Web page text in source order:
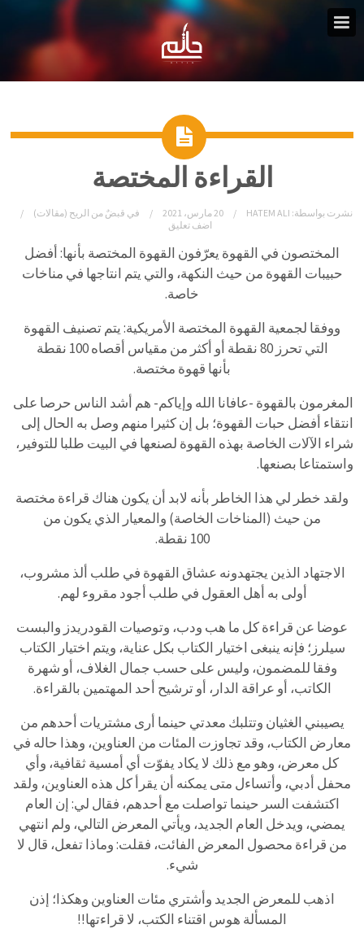
القراءة المختصة
نشرت بواسطة: HATEM ALI 20 مارس، 2021 في قبضٌ من الريح (مقالات)
اضف تعليق
المختصون في القهوة يعرّفون القهوة المختصة بأنها: أفضل
حبيبات القهوة من حيث النكهة، والتي يتم انتاجها في مناخات
خاصة.
ووفقا لجمعية القهوة المختصة الأمريكية: يتم تصنيف القهوة
التي تحرز 80 نقطة أو أكثر من مقياس أقصاه 100 نقطة
بأنها قهوة مختصة.
المغرمون بالقهوة -عافانا الله وإياكم- هم أشد الناس حرصا على
انتقاء أفضل حبات القهوة؛ بل إن كثيرا منهم وصل به الحال إلى
شراء الآلات الخاصة بهذه القهوة لصنعها في البيت طلبا للتوفير،
واستمتاعا بصنعها.
ولقد خطر لي هذا الخاطر بأنه لابد أن يكون هناك قراءة مختصة
من حيث (المناخات الخاصة) والمعيار الذي يكون من
100 نقطة.
الاجتهاد الذين يجتهدونه عشاق القهوة في طلب ألذ مشروب،
أولى به أهل العقول في طلب أجود مقروء لهم.
عوضا عن قراءة كل ما هب ودب، وتوصيات القودريدز والبست
سيلرز؛ فإنه ينبغى اختيار الكتاب بكل عناية، ويتم اختيار الكتاب
وفقا للمضمون، وليس على حسب جمال الغلاف، أو شهرة
الكاتب، أو عراقة الدار، أو ترشيح أحد المهتمين بالقراءة.
يصيبني الغثيان وتتلبك معدتي حينما أرى مشتريات أحدهم من
معارض الكتاب، وقد تجاوزت المئات من العناوين، وهذا حاله في
كل معرض، وهو مع ذلك لا يكاد يفوّت أي أمسية ثقافية، وأي
محفل أدبي، وأتساءل متى يمكنه أن يقرأ كل هذه العناوين، ولقد
اكتشفت السر حينما تواصلت مع أحدهم، فقال لي: إن العام
يمضي، ويدخل العام الجديد، ويأتي المعرض التالي، ولم انتهي
من قراءة محصول المعرض الفائت، فقلت: وماذا تفعل، قال لا
شيء.
اذهب للمعرض الجديد وأشتري مئات العناوين وهكذا؛ إذن
المسألة هوس اقتناء الكتب، لا قراءتها!!